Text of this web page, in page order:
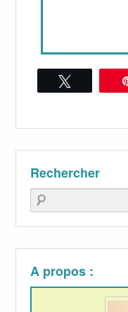
Rechercher
Recherche
A propos :